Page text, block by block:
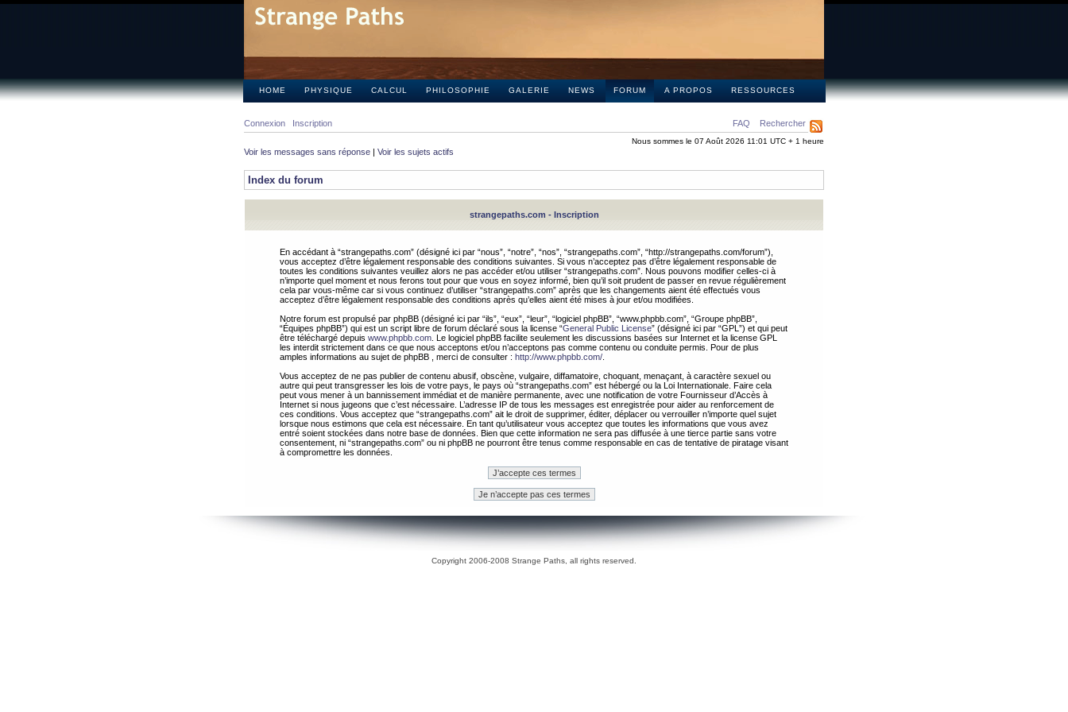
HOME PHYSIQUE CALCUL PHILOSOPHIE GALERIE NEWS FORUM A PROPOS RESSOURCES
FAQ Rechercher
Connexion Inscription
Nous sommes le 07 Août 2026 11:01 UTC + 1 heure
Voir les messages sans réponse | Voir les sujets actifs
Index du forum
strangepaths.com - Inscription
En accédant à “strangepaths.com” (désigné ici par “nous”, “notre”, “nos”, “strangepaths.com”, “http://strangepaths.com/forum”),
vous acceptez d’être légalement responsable des conditions suivantes. Si vous n’acceptez pas d’être légalement responsable de
toutes les conditions suivantes veuillez alors ne pas accéder et/ou utiliser “strangepaths.com”. Nous pouvons modifier celles-ci à
n’importe quel moment et nous ferons tout pour que vous en soyez informé, bien qu’il soit prudent de passer en revue régulièrement
cela par vous-même car si vous continuez d’utiliser “strangepaths.com” après que les changements aient été effectués vous
acceptez d’être légalement responsable des conditions après qu’elles aient été mises à jour et/ou modifiées.
Notre forum est propulsé par phpBB (désigné ici par “ils”, “eux”, “leur”, “logiciel phpBB”, “www.phpbb.com”, “Groupe phpBB”,
“Équipes phpBB”) qui est un script libre de forum déclaré sous la license “General Public License” (désigné ici par “GPL”) et qui peut
être téléchargé depuis www.phpbb.com . Le logiciel phpBB facilite seulement les discussions basées sur Internet et la license GPL
les interdit strictement dans ce que nous acceptons et/ou n’acceptons pas comme contenu ou conduite permis. Pour de plus
amples informations au sujet de phpBB , merci de consulter : http://www.phpbb.com/
Vous acceptez de ne pas publier de contenu abusif, obscène, vulgaire, diffamatoire, choquant, menaçant, à caractère sexuel ou
autre qui peut transgresser les lois de votre pays, le pays où “strangepaths.com” est hébergé ou la Loi Internationale. Faire cela
peut vous mener à un bannissement immédiat et de manière permanente, avec une notification de votre Fournisseur d’Accès à
Internet si nous jugeons que c’est nécessaire. L’adresse IP de tous les messages est enregistrée pour aider au renforcement de
ces conditions. Vous acceptez que “strangepaths.com” ait le droit de supprimer, éditer, déplacer ou verrouiller n’importe quel sujet
lorsque nous estimons que cela est nécessaire. En tant qu’utilisateur vous acceptez que toutes les informations que vous avez
entré soient stockées dans notre base de données. Bien que cette information ne sera pas diffusée à une tierce partie sans votre
consentement, ni “strangepaths.com” ou ni phpBB ne pourront être tenus comme responsable en cas de tentative de piratage visant
à compromettre les données.
Copyright 2006-2008 Strange Paths, all rights reserved.